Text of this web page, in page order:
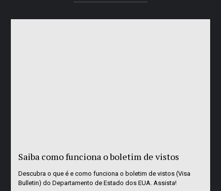
Saiba como funciona o boletim de vistos
Descubra o que é e como funciona o boletim de vistos (Visa
Bulletin) do Departamento de Estado dos EUA. Assista!